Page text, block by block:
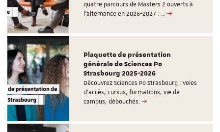
quatre parcours de Masters 2 ouverts à
l'alternance en 2026-2027 : …
Plaquette de présentation
générale de Sciences Po
Strasbourg 2025-2026
Découvrez Sciences Po Strasbourg : voies
d'accès, cursus, formations, vie de
campus, débouchés.